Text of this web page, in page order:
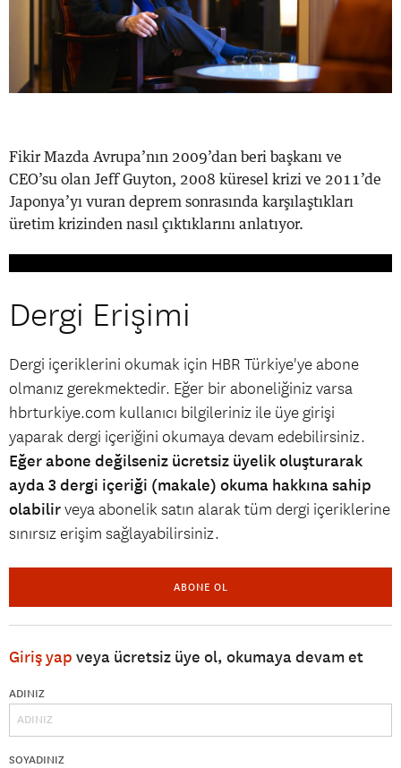
Fikir Mazda Avrupa’nın 2009’dan beri başkanı ve
CEO’su olan Jeff Guyton, 2008 küresel krizi ve 2011’de
Japonya’yı vuran deprem sonrasında karşılaştıkları
üretim krizinden nasıl çıktıklarını anlatıyor.
Dergi Erişimi
Dergi içeriklerini okumak için HBR Türkiye'ye abone
olmanız gerekmektedir. Eğer bir aboneliğiniz varsa
hbrturkiye.com kullanıcı bilgileriniz ile üye girişi
yaparak dergi içeriğini okumaya devam edebilirsiniz.
Eğer abone değilseniz ücretsiz üyelik oluşturarak
ayda 3 dergi içeriği (makale) okuma hakkına sahip
olabilirveya abonelik satın alarak tüm dergi içeriklerine
sınırsız erişim sağlayabilirsiniz.
ABONE OL
Giriş yap veya ücretsiz üye ol, okumaya devam et
ADINIZ
SOYADINIZ